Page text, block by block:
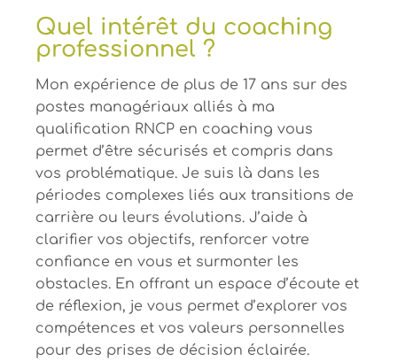
Quel intérêt du coaching
professionnel ?
Mon expérience de plus de 17 ans sur des
postes managériaux alliés à ma
qualification RNCP en coaching vous
permet d’être sécurisés et compris dans
vos problématique. Je suis là dans les
périodes complexes liés aux transitions de
carrière ou leurs évolutions. J’aide à
clarifier vos objectifs, renforcer votre
confiance en vous et surmonter les
obstacles. En offrant un espace d’écoute et
de réflexion, je vous permet d’explorer vos
compétences et vos valeurs personnelles
pour des prises de décision éclairée.